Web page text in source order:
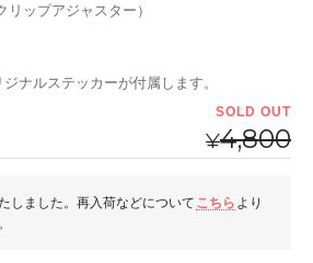
ップアジャスター）
ナルステッカーが付属します。
SOLD OUT
¥4,800
しました。再入荷などについて こちら より